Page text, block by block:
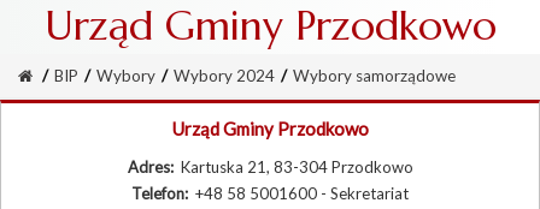
Urząd Gminy Przodkowo
/ BIP / Wybory / Wybory 2024 / Wybory samorządowe
Urząd Gminy Przodkowo
Adres: Kartuska 21, 83-304 Przodkowo
Telefon: +48 58 5001600 - Sekretariat